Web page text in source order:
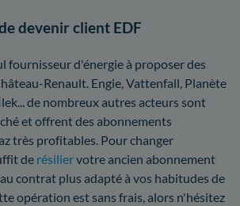
devenir client EDF
fournisseur d'énergie à proposer des
Renault. Engie, Vattenfall, Planète
de nombreux autres acteurs sont
et offrent des abonnements
très profitables. Pour changer
de résiliervotre ancien abonnement
contrat plus adapté à vos habitudes de
opération est sans frais, alors n'hésitez